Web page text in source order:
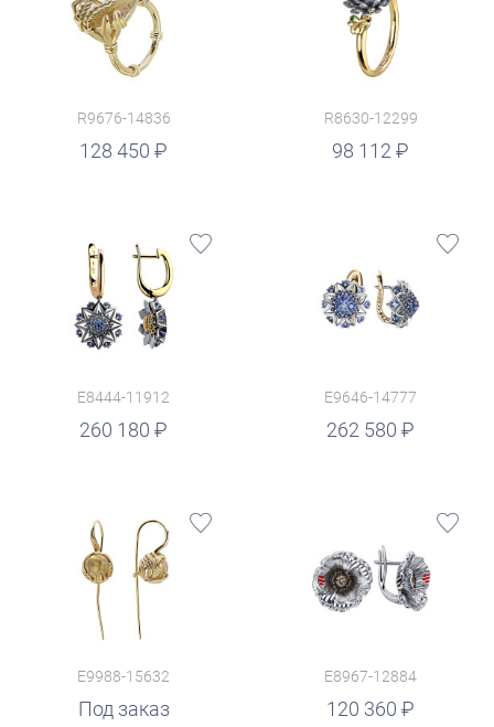
R9676-14836
128 450
R8630-12299
98 112
руб.
E8444-11912
260 180
E9646-14777
262 580
руб.
E9988-15632
Под заказ
E8967-12884
120 360
руб.